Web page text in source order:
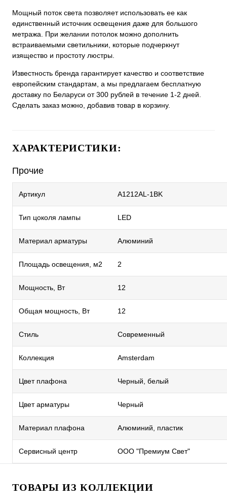
Мощный поток света позволяет использовать ее как
единственный источник освещения даже для большого
метража. При желании потолок можно дополнить
встраиваемыми светильники, которые подчеркнут
изящество и простоту люстры.
Известность бренда гарантирует качество и соответствие
европейским стандартам, а мы предлагаем бесплатную
доставку по Беларуси от 300 рублей в течение 1-2 дней.
Сделать заказ можно, добавив товар в корзину.
ХАРАКТЕРИСТИКИ:
Прочие
Артикул A1212AL-1BK
Тип цоколя лампы LED
Материал арматуры Алюминий
Площадь освещения, м2 2
Мощность, Вт 12
Общая мощность, Вт 12
Стиль Современный
Коллекция Amsterdam
Цвет плафона Черный, белый
Цвет арматуры Черный
Материал плафона Алюминий, пластик
Сервисный центр ООО "Премиум Свет"
ТОВАРЫ ИЗ КОЛЛЕКЦИИ